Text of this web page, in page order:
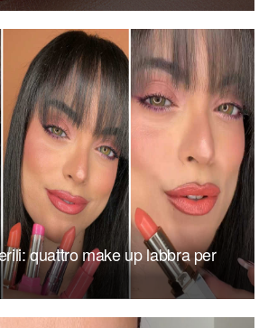
quattro make up labbra per